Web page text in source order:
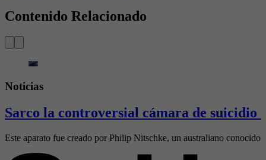
Contenido Relacionado
Noticias
Sarco la controversial cámara de suicidio
Este aparato fue creado por Philip Nitschke, un australiano conocido